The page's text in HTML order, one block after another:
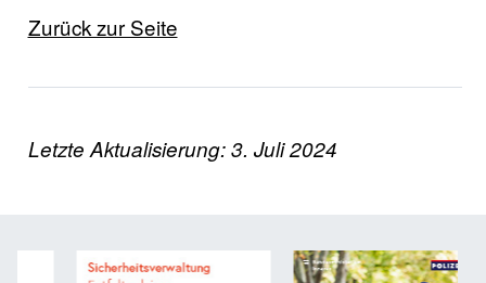
Zurück zur Seite
Letzte Aktualisierung: 3. Juli 2024